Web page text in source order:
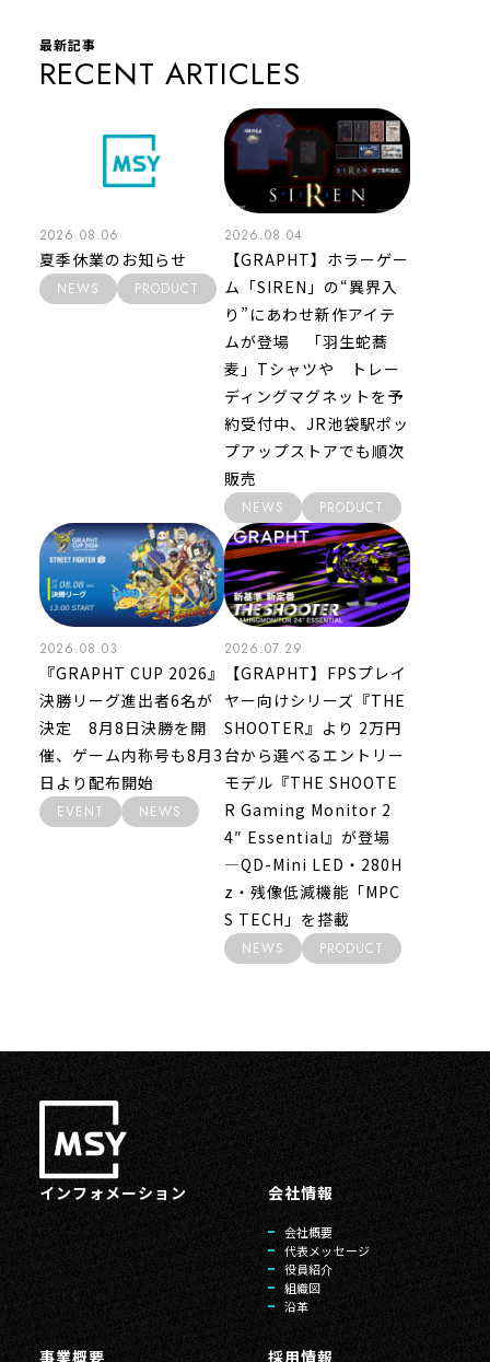
最新記事
RECENT ARTICLES
2026.08.06
夏季休業のお知らせ
NEWS PRODUCT
2026.08.04
【GRAPHT】ホラーゲー
ム「SIREN」の“異界入
り”にあわせ新作アイテ
ムが登場 「羽生蛇蕎
麦」Tシャツや トレー
ディングマグネットを予
約受付中、JR池袋駅ポッ
プアップストアでも順次
販売
NEWS PRODUCT
2026.08.03
『GRAPHT CUP 2026』
決勝リーグ進出者6名が
決定 8月8日決勝を開
催、ゲーム内称号も8月3
日より配布開始
EVENT NEWS
2026.07.29
【GRAPHT】FPSプレイ
ヤー向けシリーズ『THE
SHOOTER』より 2万円
台から選べるエントリー
モデル『THE SHOOTE
R Gaming Monitor 2
4″ Essential』が登場
―QD-Mini LED・280H
z・残像低減機能「MPC
S TECH」を搭載
NEWS PRODUCT
インフォメーション 会社情報
会社概要
代表メッセージ
役員紹介
組織図
沿革
事業概要 採用情報